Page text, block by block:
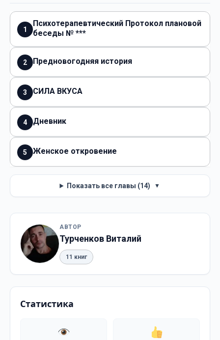
1
Психотерапевтический Протокол плановой
беседы № ***
2 Предновогодняя история
3 СИЛА ВКУСА
4 Дневник
5 Женское откровение
Показать все главы (14) ▼
АВТОР
Турченков Виталий
11 книг
Статистика